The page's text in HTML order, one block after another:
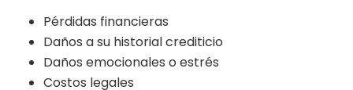
Pérdidas financieras
Daños a su historial crediticio
Daños emocionales o estrés
Costos legales